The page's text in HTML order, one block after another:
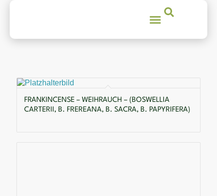
FRANKINCENSE – WEIHRAUCH – (BOSWELLIA
CARTERII, B. FREREANA, B. SACRA, B. PAPYRIFERA)